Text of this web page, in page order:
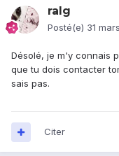
ralg
Posté(e) 31
Désolé, je m'y connais
que tu dois contacter
sais pas.
Citer